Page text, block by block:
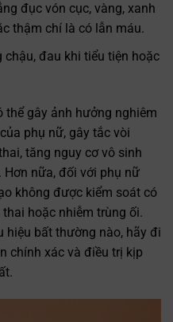
đục vón cục, vàng, xanh
thậm chí là có lẫn máu.
đau khi tiểu tiện hoặc
thể gây ảnh hưởng nghiêm
phụ nữ, gây tắc vòi
tăng nguy cơ vô sinh
nữa, đối với phụ nữ
không được kiểm soát có
hoặc nhiễm trùng ối.
hiệu bất thường nào, hãy đi
chính xác và điều trị kịp